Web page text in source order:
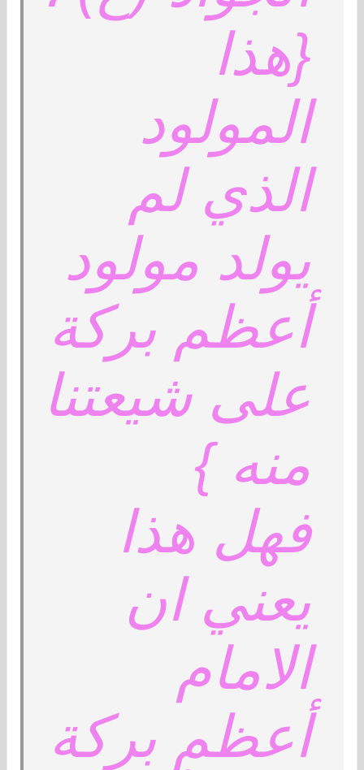
{هذا
المولود
الذي لم
يولد مولود
أعظم بركة
على شيعتنا
منه }
فهل هذا
يعني ان
الامام
أعظم بركة